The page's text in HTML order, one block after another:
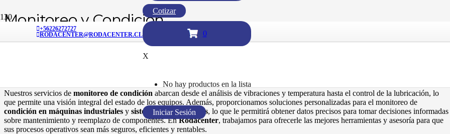
+56226272727
RODACENTER@RODACENTER.CL
Cotizar
0
X
No hay productos en la lista
Iniciar Sesión
Monitoreo y Condición
EnRodacenter, sabemos lo crucial que es contar con un sistema de monitoreo de condiciónconfiable para maximizar la eficiencia de sus
equipos industriales. Ofrecemos soluciones avanzadas de monitoreo que permiten evaluar en tiempo real el estado de
, ayudando a identificar problemas antes de que se conviertan en fallos costosos. Con tecnologías como
Nuestros servicios de monitoreo de condición abarcan desde el análisis de vibraciones y temperatura hasta el control de la lubricación, lo
que permite una visión integral del estado de los equipos. Además, proporcionamos soluciones personalizadas para el monitoreo de
condición en máquinas industriales y sistemas de engranajes, lo que le permitirá obtener datos precisos para tomar decisiones informadas
sobre mantenimiento y reemplazo de componentes. EnRodacenter, trabajamos para ofrecerle las mejores herramientas y asesoría para que
sus procesos operativos sean más seguros, eficientes y rentables.